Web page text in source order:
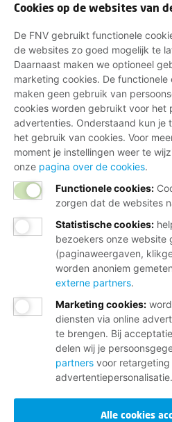
Cookies op de websites van
De FNV gebruikt functionele
de websites zo goed mogelijk te
Daarnaast maken we optioneel
marketing cookies. De
maken geen gebruik van
cookies worden gebruikt voor het
advertenties. Onderstaand kun je
het gebruik van cookies. Voor
moment je instellingen weer te
onze pagina over de cookies.
Functionele cookies:
zorgen dat de websites
Statistische cookies:
bezoekers onze website
(paginaweergaven,
worden anoniem
externe partners.
Marketing cookies:
diensten via online
te brengen. Bij
delen wij je
partners voor retargeting
advertentiepersonalisatie.
Alle cookies